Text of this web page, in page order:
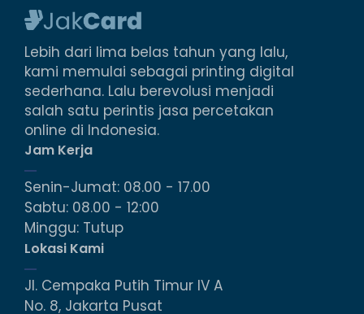
ditempel apalagi digesek. &...
Lebih dari lima belas tahun yang lalu,
kami memulai sebagai printing digital
sederhana. Lalu berevolusi menjadi
salah satu perintis jasa percetakan
online di Indonesia.
Jam Kerja
Senin-Jumat: 08.00 - 17.00
Sabtu: 08.00 - 12:00
Minggu: Tutup
Lokasi Kami
Jl. Cempaka Putih Timur IV A
No. 8, Jakarta Pusat